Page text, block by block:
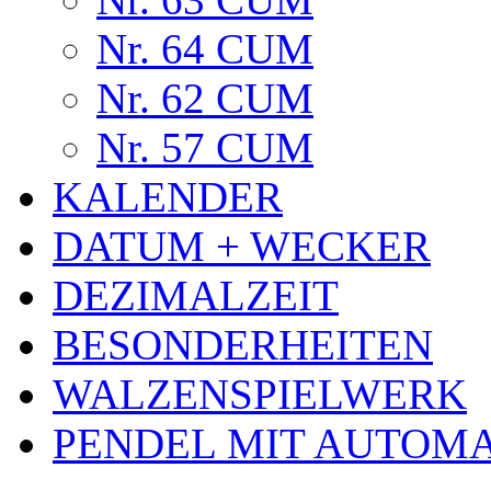
Nr. 64 CUM
Nr. 62 CUM
Nr. 57 CUM
KALENDER
DATUM + WECKER
DEZIMALZEIT
BESONDERHEITEN
WALZENSPIELWERK
PENDEL MIT